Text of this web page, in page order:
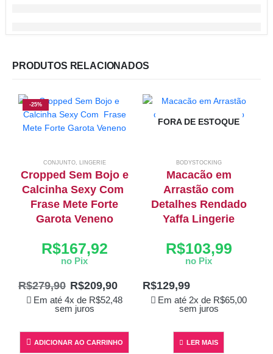
PRODUTOS RELACIONADOS
-25%
CONJUNTO, LINGERIE
Cropped Sem Bojo e
Calcinha Sexy Com
Frase Mete Forte
Garota Veneno
R$279,90 R$209,90
Em até 4x de R$52,48
sem juros
R$167,92
no Pix
ADICIONAR AO CARRINHO
FORA DE ESTOQUE
BODYSTOCKING
Macacão em
Arrastão com
Detalhes Rendado
Yaffa Lingerie
R$129,99
Em até 2x de R$65,00
sem juros
R$103,99
no Pix
LER MAIS